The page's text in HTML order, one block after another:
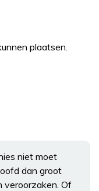
plaatsen.
niet moet
dan groot
veroorzaken. Of